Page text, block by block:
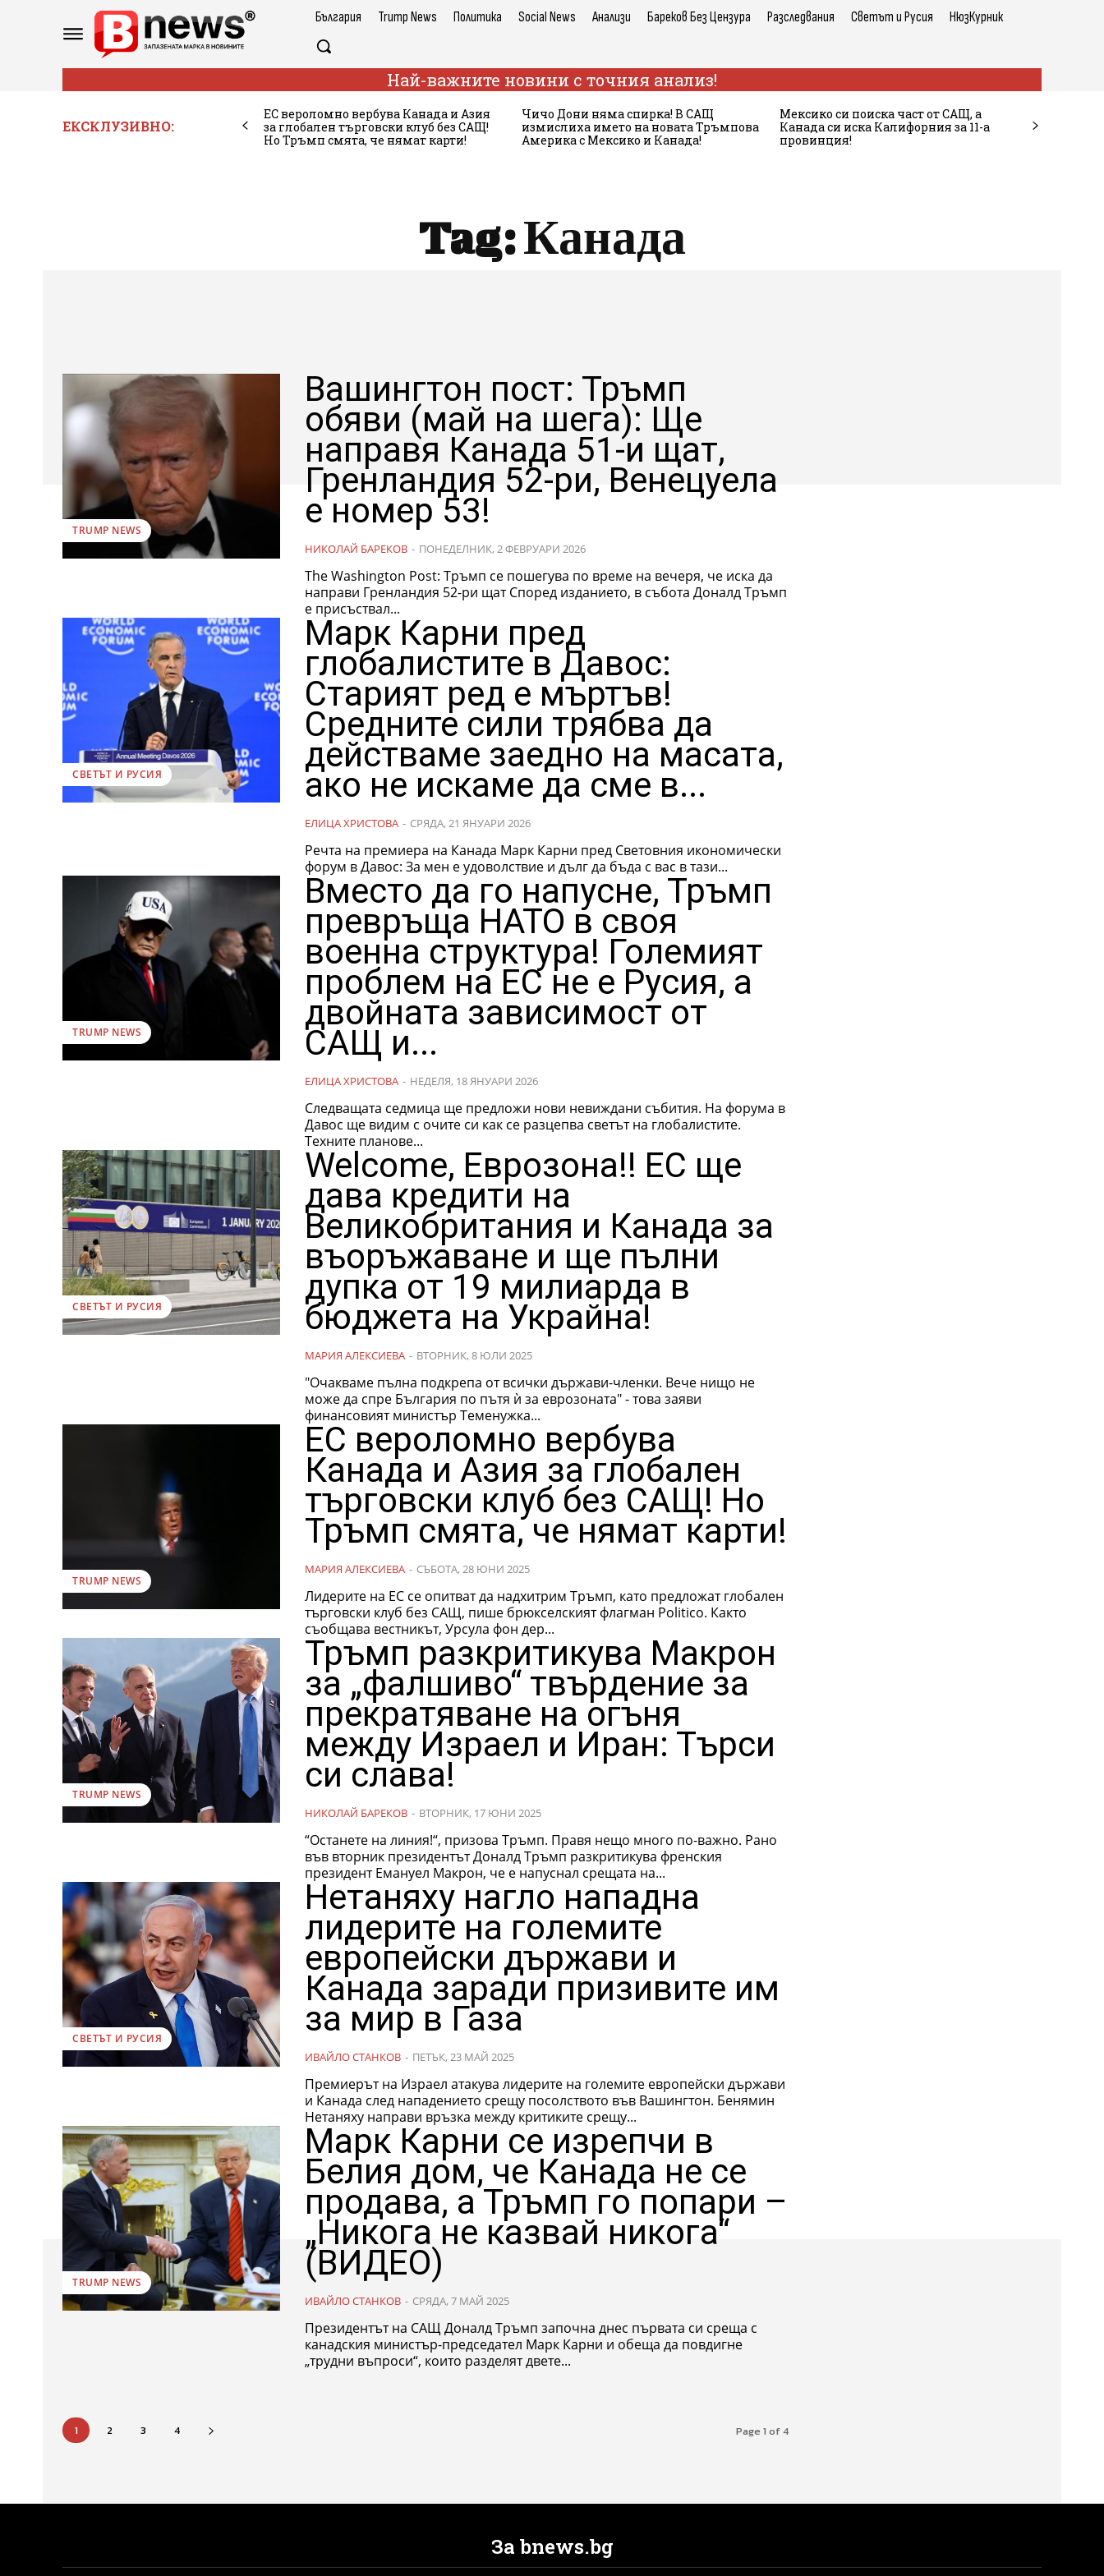
България Trump News Политика Social News Анализи Бареков Без Цензура Разследвания Светът и Русия НюзКурник
Най-важните новини с точния анализ!
ЕКСКЛУЗИВНО:
ЕС вероломно вербува Канада и Азия
за глобален търговски клуб без САЩ!
Но Тръмп смята, че нямат карти!
Чичо Дони няма спирка! В САЩ
измислиха името на новата Тръмпова
Америка с Мексико и Канада!
Мексико си поиска част от САЩ, а
Канада си иска Калифорния за 11-а
провинция!
Tag:Канада
TRUMP NEWS
Вашингтон пост: Тръмп
обяви (май на шега): Ще
направя Канада 51-и щат,
Гренландия 52-ри, Венецуела
е номер 53!
НИКОЛАЙ БАРЕКОВ - ПОНЕДЕЛНИК, 2 ФЕВРУАРИ 2026
The Washington Post: Тръмп се пошегува по време на вечеря, че иска да
направи Гренландия 52-ри щат Според изданието, в събота Доналд Тръмп
е присъствал...
СВЕТЪТ И РУСИЯ
Марк Карни пред
глобалистите в Давос:
Старият ред е мъртъв!
Средните сили трябва да
действаме заедно на масата,
ако не искаме да сме в...
ЕЛИЦА ХРИСТОВА - СРЯДА, 21 ЯНУАРИ 2026
Речта на премиера на Канада Марк Карни пред Световния икономически
форум в Давос: ​За мен е удоволствие и дълг да бъда с вас в тази...
TRUMP NEWS
Вместо да го напусне, Тръмп
превръща НАТО в своя
военна структура! Големият
проблем на ЕС не е Русия, а
двойната зависимост от
САЩ и...
ЕЛИЦА ХРИСТОВА - НЕДЕЛЯ, 18 ЯНУАРИ 2026
Следващата седмица ще предложи нови невиждани събития. На форума в
Давос ще видим с очите си как се разцепва светът на глобалистите.
Техните планове...
СВЕТЪТ И РУСИЯ
Welcome, Еврозона!! ЕС ще
дава кредити на
Великобритания и Канада за
въоръжаване и ще пълни
дупка от 19 милиарда в
бюджета на Украйна!
МАРИЯ АЛЕКСИЕВА - ВТОРНИК, 8 ЮЛИ 2025
"Очакваме пълна подкрепа от всички държави-членки. Вече нищо не
може да спре България по пътя ѝ за еврозоната" - това заяви
финансовият министър Теменужка...
TRUMP NEWS
ЕС вероломно вербува
Канада и Азия за глобален
търговски клуб без САЩ! Но
Тръмп смята, че нямат карти!
МАРИЯ АЛЕКСИЕВА - СЪБОТА, 28 ЮНИ 2025
Лидерите на ЕС се опитват да надхитрим Тръмп, като предложат глобален
търговски клуб без САЩ, пише брюкселският флагман Politico. Както
съобщава вестникът, Урсула фон дер...
TRUMP NEWS
Тръмп разкритикува Макрон
за „фалшиво“ твърдение за
прекратяване на огъня
между Израел и Иран: Търси
си слава!
НИКОЛАЙ БАРЕКОВ - ВТОРНИК, 17 ЮНИ 2025
“Останете на линия!“, призова Тръмп. Правя нещо много по-важно. Рано
във вторник президентът Доналд Тръмп разкритикува френския
президент Емануел Макрон, че е напуснал срещата на...
СВЕТЪТ И РУСИЯ
Нетаняху нагло нападна
лидерите на големите
европейски държави и
Канада заради призивите им
за мир в Газа
ИВАЙЛО СТАНКОВ - ПЕТЪК, 23 МАЙ 2025
Премиерът на Израел атакува лидерите на големите европейски държави
и Канада след нападението срещу посолството във Вашингтон. Бенямин
Нетаняху направи връзка между критиките срещу...
TRUMP NEWS
Марк Карни се изрепчи в
Белия дом, че Канада не се
продава, а Тръмп го попари –
„Никога не казвай никога“
(ВИДЕО)
ИВАЙЛО СТАНКОВ - СРЯДА, 7 МАЙ 2025
Президентът на САЩ Доналд Тръмп започна днес първата си среща с
канадския министър-председател Марк Карни и обеща да повдигне
„трудни въпроси“, които разделят двете...
1 2 3 4 Page 1 of 4
За bnews.bg